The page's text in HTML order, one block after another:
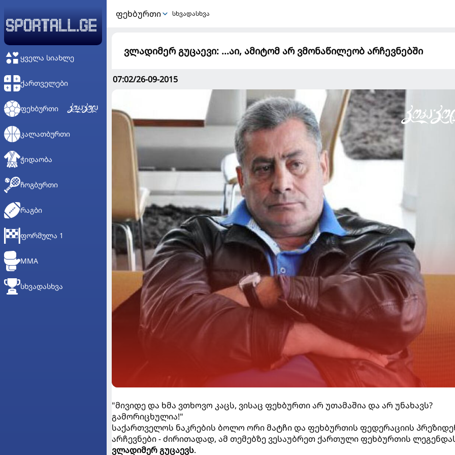
ᲧᲕᲔᲚᲐ ᲡᲘᲐᲮᲚᲔ
ᲥᲐᲠᲗᲕᲔᲚᲔᲑᲘ
ᲤᲔᲮᲑᲣᲠᲗᲘ
ᲙᲐᲚᲐᲗᲑᲣᲠᲗᲘ
ᲭᲘᲓᲐᲝᲑᲐ
ᲩᲝᲒᲑᲣᲠᲗᲘ
ᲠᲐᲒᲑᲘ
ᲤᲝᲠᲛᲣᲚᲐ 1
MMA
ᲡᲮᲕᲐᲓᲐᲡᲮᲕᲐ
ᲤᲔᲮᲑᲣᲠᲗᲘ სხვადასხვა
ვლადიმერ გუცაევი: ...აი, ამიტომ არ ვმონაწილეობ არჩევნებში
07:02/26-09-2015
"მივიდე და ხმა ვთხოვო კაცს, ვისაც ფეხბურთი არ უთამაშია და არ უნახავს?
გამორიცხულია!"
საქართველოს ნაკრების ბოლო ორი მატჩი და ფეხბურთის ფედერაციის
არჩევნები - ძირითადად, ამ თემებზე ვესაუბრეთ ქართული ფეხბურთის
ვლადიმერ გუცაევს.